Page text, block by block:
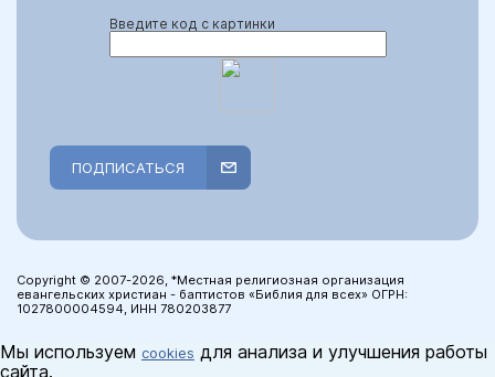
Введите код с картинки
ПОДПИСАТЬСЯ
Copyright © 2007-2026, *Местная религиозная организация
евангельских христиан - баптистов «Библия для всех» ОГРН:
1027800004594, ИНН 780203877
Мы используем cookies для анализа и улучшения работы
сайта.